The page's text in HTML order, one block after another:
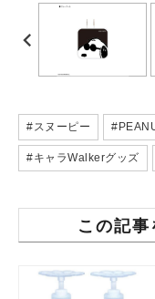
#スヌーピー
#キャラWalkerグッズ
この記